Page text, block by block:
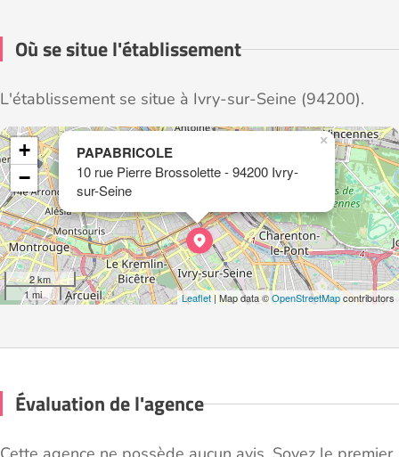
Où se situe l'établissement
L'établissement se situe à Ivry-sur-Seine (94200).
PAPABRICOLE
10 rue Pierre Brossolette - 94200 Ivry-
sur-Seine
×
+
−
2 km
1 mi
Leaflet| Map data ©OpenStreetMapcontributors
Évaluation de l'agence